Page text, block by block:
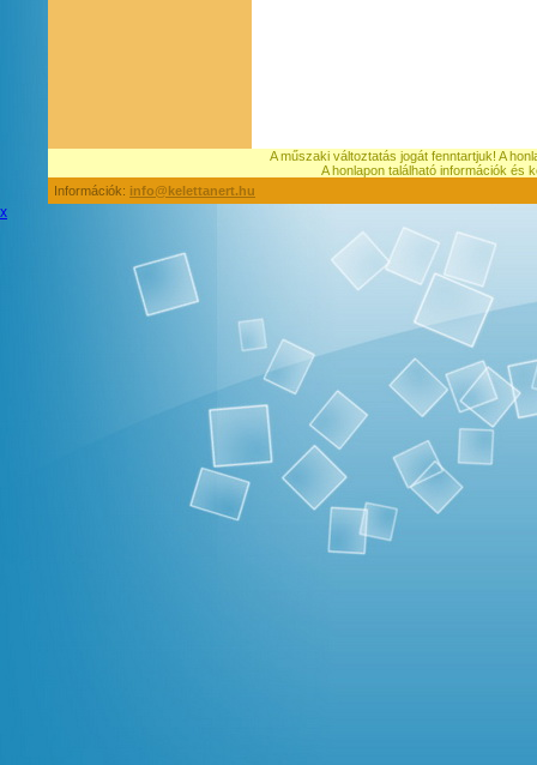
A műszaki változtatás jogát fenntartjuk! A
A honlapon található információk és
Információk: info@kelettanert.hu
x